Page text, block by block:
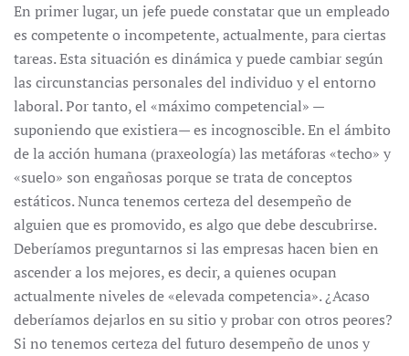
En primer lugar, un jefe puede constatar que un empleado
es competente o incompetente, actualmente, para ciertas
tareas. Esta situación es dinámica y puede cambiar según
las circunstancias personales del individuo y el entorno
laboral. Por tanto, el «máximo competencial» —
suponiendo que existiera— es incognoscible. En el ámbito
de la acción humana (praxeología) las metáforas «techo» y
«suelo» son engañosas porque se trata de conceptos
estáticos. Nunca tenemos certeza del desempeño de
alguien que es promovido, es algo que debe descubrirse.
Deberíamos preguntarnos si las empresas hacen bien en
ascender a los mejores, es decir, a quienes ocupan
actualmente niveles de «elevada competencia». ¿Acaso
deberíamos dejarlos en su sitio y probar con otros peores?
Si no tenemos certeza del futuro desempeño de unos y